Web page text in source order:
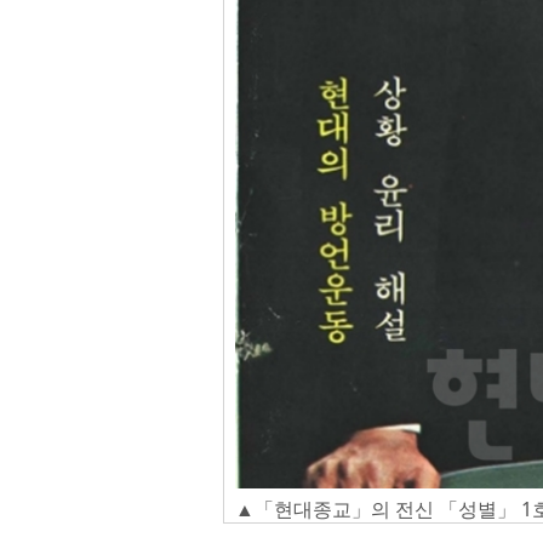
▲「현대종교」의 전신 「성별」 1